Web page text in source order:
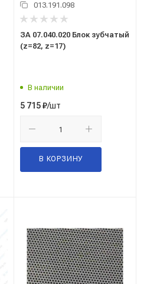
013.191.098
ЗА 07.040.020 Блок зубчатый
(z=82, z=17)
В наличии
5 715₽/шт
В КОРЗИНУ